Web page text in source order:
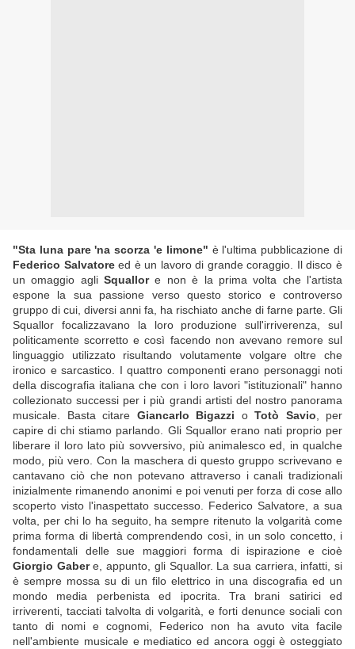
"Sta luna pare 'na scorza 'e limone" è l'ultima pubblicazione di
Federico Salvatoreed è un lavoro di grande coraggio. Il disco è
un omaggio agliSquallore non è la prima volta che l'artista
espone la sua passione verso questo storico e controverso
gruppo di cui, diversi anni fa, ha rischiato anche di farne parte. Gli
Squallor focalizzavano la loro produzione sull'irriverenza, sul
politicamente scorretto e così facendo non avevano remore sul
linguaggio utilizzato risultando volutamente volgare oltre che
ironico e sarcastico. I quattro componenti erano personaggi noti
della discografia italiana che con i loro lavori "istituzionali" hanno
collezionato successi per i più grandi artisti del nostro panorama
musicale. Basta citare Giancarlo Bigazzi o Totò Savio , per
capire di chi stiamo parlando. Gli Squallor erano nati proprio per
liberare il loro lato più sovversivo, più animalesco ed, in qualche
modo, più vero. Con la maschera di questo gruppo scrivevano e
cantavano ciò che non potevano attraverso i canali tradizionali
inizialmente rimanendo anonimi e poi venuti per forza di cose allo
scoperto visto l'inaspettato successo. Federico Salvatore, a sua
volta, per chi lo ha seguito, ha sempre ritenuto la volgarità come
prima forma di libertà comprendendo così, in un solo concetto, i
fondamentali delle sue maggiori forma di ispirazione e cioè
Giorgio Gabere, appunto, gli Squallor. La sua carriera, infatti, si
è sempre mossa su di un filo elettrico in una discografia ed un
mondo media perbenista ed ipocrita. Tra brani satirici ed
irriverenti, tacciati talvolta di volgarità, e forti denunce sociali con
tanto di nomi e cognomi, Federico non ha avuto vita facile
nell'ambiente musicale e mediatico ed ancora oggi è osteggiato